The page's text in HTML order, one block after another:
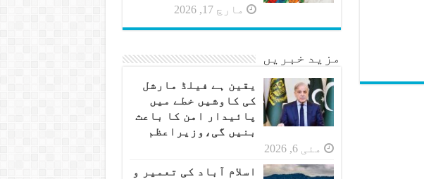
مارچ 17, 2026
مزید خبریں
یقین ہے فیلڈ مارشل
کی کاوشیں خطے میں
پائیدار امن کا باعث
بنیں گی،وزیراعظم
مئی 6, 2026
اسلام آباد کی تعمیر و